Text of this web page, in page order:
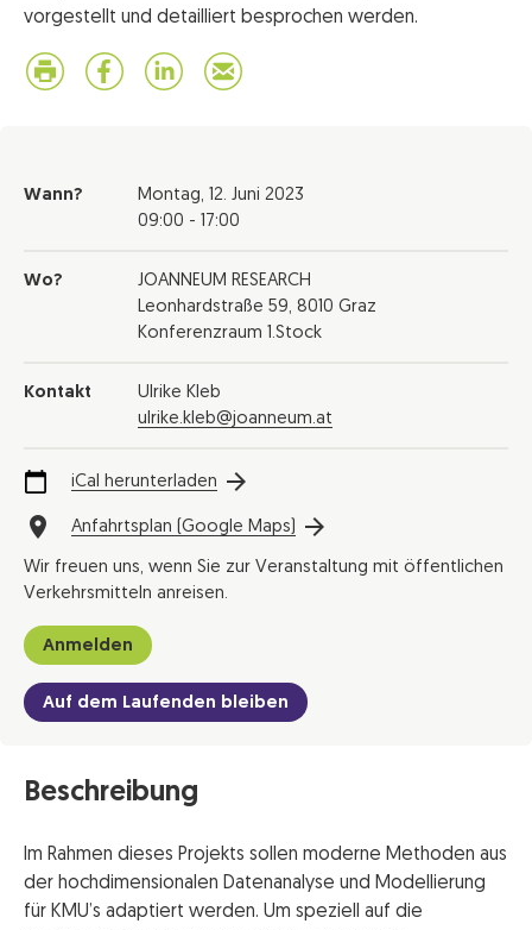
vorgestellt und detailliert besprochen werden.
Wann? Montag, 12. Juni 2023
09:00 - 17:00
Wo?
JOANNEUM RESEARCH
Leonhardstraße 59, 8010 Graz
Konferenzraum 1.Stock
Kontakt
Ulrike Kleb
ulrike.kleb@joanneum.at
iCal herunterladen
Anfahrtsplan (Google Maps)
Wir freuen uns, wenn Sie zur Veranstaltung mit öffentlichen
Verkehrsmitteln anreisen.
Anmelden
Auf dem Laufenden bleiben
Beschreibung
Im Rahmen dieses Projekts sollen moderne Methoden aus
der hochdimensionalen Datenanalyse und Modellierung
für KMU’s adaptiert werden. Um speziell auf die